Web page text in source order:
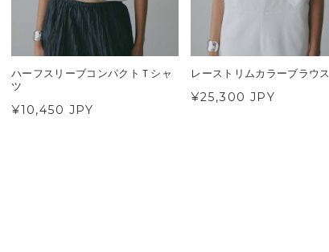
ハーフスリーブコンパクトＴシャ
ツ
¥10,450 JPY
レーストリムカラーブラウス
¥25,300 JPY